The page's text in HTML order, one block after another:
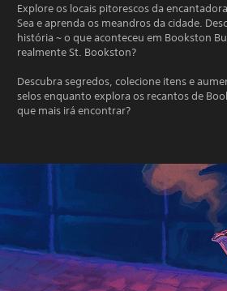
Explore os locais pitorescos da
Sea e aprenda os meandros da cidade.
história ~ o que aconteceu em Bookston
realmente St. Bookston?
Descubra segredos, colecione itens e
selos enquanto explora os recantos de
que mais irá encontrar?